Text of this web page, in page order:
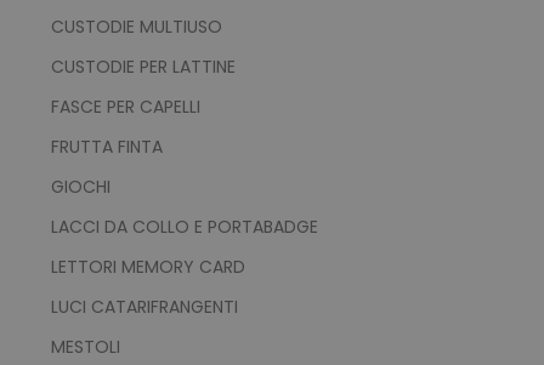
CUSTODIE MULTIUSO
CUSTODIE PER LATTINE
FASCE PER CAPELLI
FRUTTA FINTA
GIOCHI
LACCI DA COLLO E PORTABADGE
LETTORI MEMORY CARD
LUCI CATARIFRANGENTI
MESTOLI